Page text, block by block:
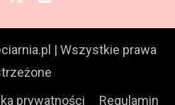
| Wszystkie prawa
prywatności Regulamin